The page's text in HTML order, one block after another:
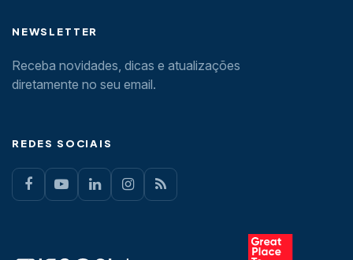
NEWSLETTER
Receba novidades, dicas e atualizações
diretamente no seu email.
REDES SOCIAIS